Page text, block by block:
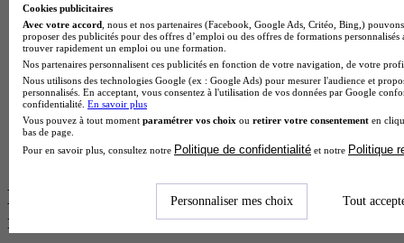
MSc Marketing Digital en alternance
BTS Gpme en alternance
Cap Electricien en alternance
BTS Gpn en alternance
BTS Domotique en alternance
BAC Pro Agora en alternance
BTS Sta en alternance
BTS Iris en alternance
BTS Tpl en alternance
BTS Ati en alternance
Les diplômes par filière les plus
recherchés
Cookies publicitaires
Avec votre accord , nous et nos partenaires (Facebook, Google Ads, Critéo, Bing,)
proposer des publicités pour des offres d’emploi ou des offres de formations
trouver rapidement un emploi ou une formation.
Nos partenaires personnalisent ces publicités en fonction de votre navigation, de votre
Nous utilisons des technologies Google (ex : Google Ads) pour mesurer l'audience et
personnalisés. En acceptant, vous consentez à l'utilisation de vos données par Google
confidentialité. En savoir plus
Vous pouvez à tout moment paramétrer vos choix ou retirer votre consentement en
bas de page.
Pour en savoir plus, consultez notre Politique de confidentialité et notre Politique
Personnaliser mes choix Tout